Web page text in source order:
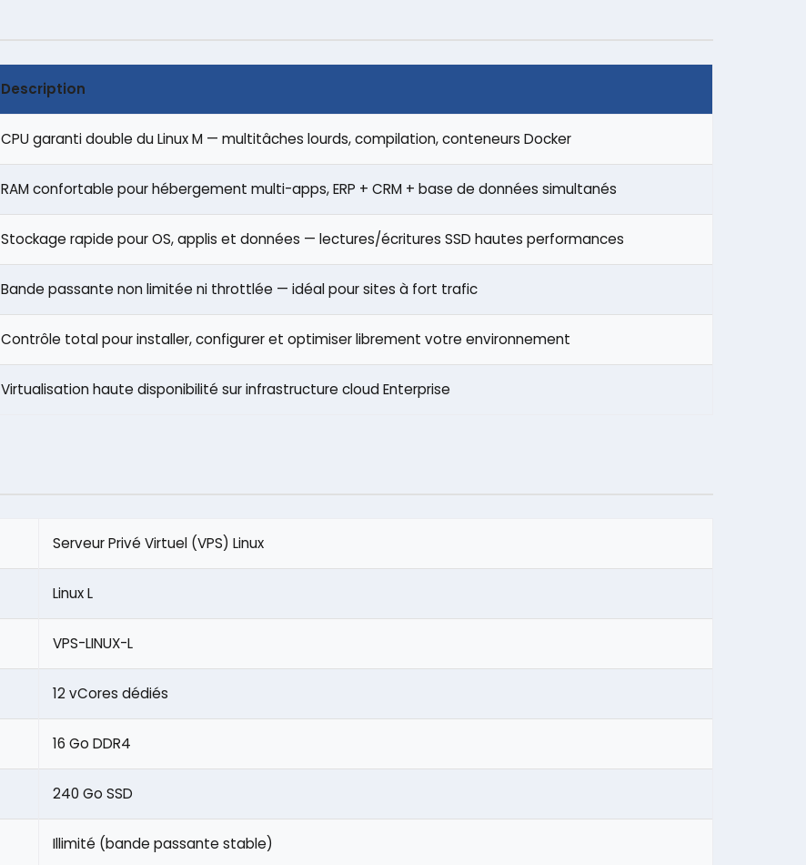
Description
CPU garanti double du Linux M — multitâches lourds, compilation, conteneurs Docker
RAM confortable pour hébergement multi-apps, ERP + CRM + base de données simultanés
Stockage rapide pour OS, applis et données — lectures/écritures SSD hautes performances
Bande passante non limitée ni throttlée — idéal pour sites à fort trafic
Contrôle total pour installer, configurer et optimiser librement votre environnement
Virtualisation haute disponibilité sur infrastructure cloud Enterprise
Serveur Privé Virtuel (VPS) Linux
Linux L
VPS-LINUX-L
12 vCores dédiés
16 Go DDR4
240 Go SSD
Illimité (bande passante stable)